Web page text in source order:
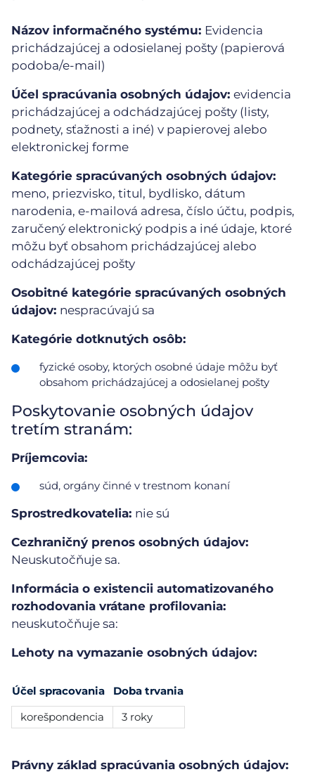
Názov informačného systému: Evidencia
prichádzajúcej a odosielanej pošty (papierová
podoba/e-mail)
Účel spracúvania osobných údajov: evidencia
prichádzajúcej a odchádzajúcej pošty (listy,
podnety, sťažnosti a iné) v papierovej alebo
elektronickej forme
Kategórie spracúvaných osobných údajov:
meno, priezvisko, titul, bydlisko, dátum
narodenia, e-mailová adresa, číslo účtu, podpis,
zaručený elektronický podpis a iné údaje, ktoré
môžu byť obsahom prichádzajúcej alebo
odchádzajúcej pošty
Osobitné kategórie spracúvaných osobných
údajov: nespracúvajú sa
Kategórie dotknutých osôb:
fyzické osoby, ktorých osobné údaje môžu byť
obsahom prichádzajúcej a odosielanej pošty
Poskytovanie osobných údajov
tretím stranám:
Príjemcovia:
súd, orgány činné v trestnom konaní
Sprostredkovatelia: nie sú
Cezhraničný prenos osobných údajov:
Neuskutočňuje sa.
Informácia o existencii automatizovaného
rozhodovania vrátane profilovania:
neuskutočňuje sa:
Lehoty na vymazanie osobných údajov:
Účel spracovania
Doba trvania
korešpondencia
3 roky
Právny základ spracúvania osobných údajov: